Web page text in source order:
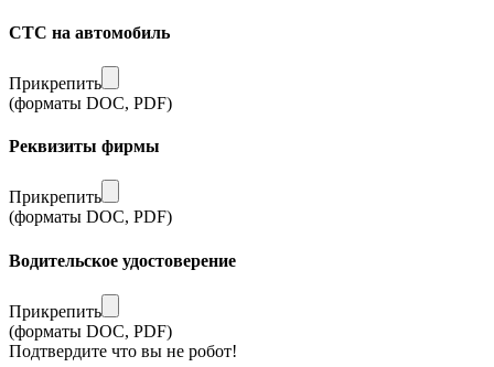
СТС на автомобиль
Прикрепить
(форматы DOC, PDF)
Реквизиты фирмы
Прикрепить
(форматы DOC, PDF)
Водительское удостоверение
Прикрепить
(форматы DOC, PDF)
Подтвердите что вы не робот!